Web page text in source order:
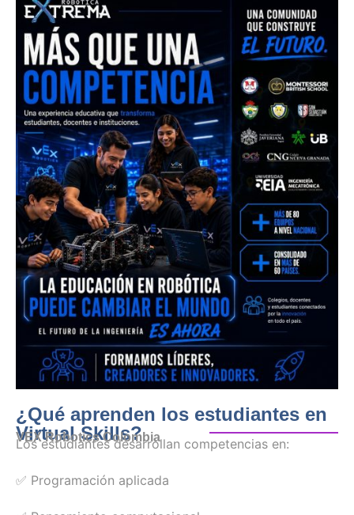
¿Qué aprenden los estudiantes en
Virtual Skills?
VEX Robotics Colombia
Los estudiantes desarrollan competencias en:
✅ Programación aplicada